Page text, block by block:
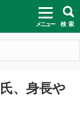
メニュー 検 索
、身長や